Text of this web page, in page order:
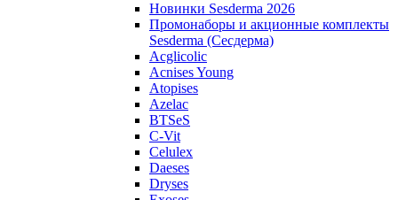
Новинки Sesderma 2026
Промонаборы и акционные комплекты
Sesderma (Сесдерма)
Acglicolic
Acnises Young
Atopises
Azelac
BTSeS
C‑Vit
Celulex
Daeses
Dryses